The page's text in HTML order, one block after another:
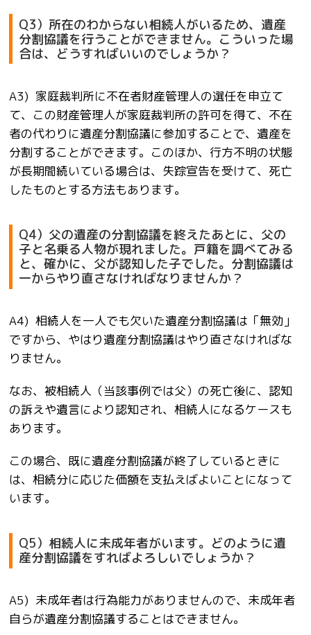
Q3）所在のわからない相続人がいるため、遺産
分割協議を行うことができません。こういった場
合は、どうすればいいのでしょうか？
A3) 家庭裁判所に不在者財産管理人の選任を申立て
て、この財産管理人が家庭裁判所の許可を得て、不在
者の代わりに遺産分割協議に参加することで、遺産を
分割することができます。このほか、行方不明の状態
が長期間続いている場合は、失踪宣告を受けて、死亡
したものとする方法もあります。
Q4）父の遺産の分割協議を終えたあとに、父の
子と名乗る人物が現れました。戸籍を調べてみる
と、確かに、父が認知した子でした。分割協議は
一からやり直さなければなりませんか？
A4) 相続人を一人でも欠いた遺産分割協議は「無効」
ですから、やはり遺産分割協議はやり直さなければな
りません。
なお、被相続人（当該事例では父）の死亡後に、認知
の訴えや遺言により認知され、相続人になるケースも
あります。
この場合、既に遺産分割協議が終了しているときに
は、相続分に応じた価額を支払えばよいことになって
います。
Q5）相続人に未成年者がいます。どのように遺
産分割協議をすればよろしいでしょうか？
A5) 未成年者は行為能力がありませんので、未成年者
自らが遺産分割協議することはできません。